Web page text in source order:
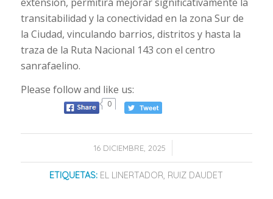
transitabilidad y la conectividad en la zona Sur de
la Ciudad, vinculando barrios, distritos y hasta la
traza de la Ruta Nacional 143 con el centro
sanrafaelino.
Please follow and like us:
0
16 DICIEMBRE, 2025
/
ETIQUETAS: EL LINERTADOR, RUIZ DAUDET